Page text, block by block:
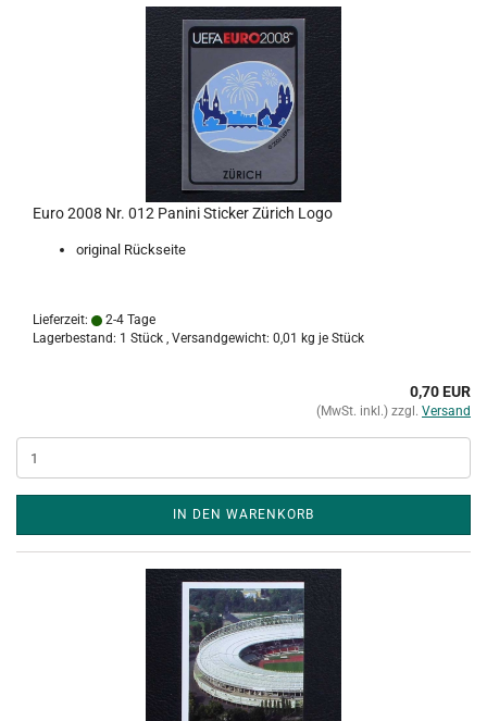
Euro 2008 Nr. 012 Panini Sticker Zürich Logo
original Rückseite
Lieferzeit:
2-4 Tage
Lagerbestand: 1 Stück , Versandgewicht: 0,01 kg je Stück
0,70 EUR
(MwSt. inkl.) zzgl. Versand
IN DEN WARENKORB